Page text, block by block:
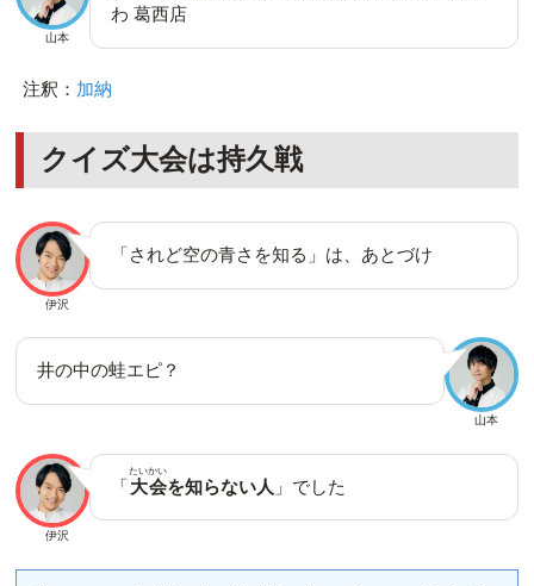
山本
わ 葛西店
注釈： 加納
クイズ大会は持久戦
伊沢
「されど空の青さを知る」は、あとづけ
山本
井の中の蛙エピ？
伊沢
「大会
たいかい
を知らない人 」でした